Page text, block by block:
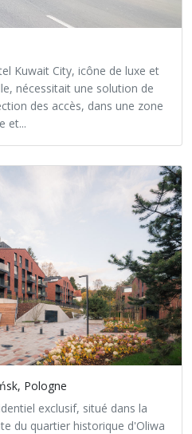
Kuwait City, icône de luxe et
nécessitait une solution de
des accès, dans une zone
et...
Pologne
exclusif, situé dans la
du quartier historique d'Oliwa